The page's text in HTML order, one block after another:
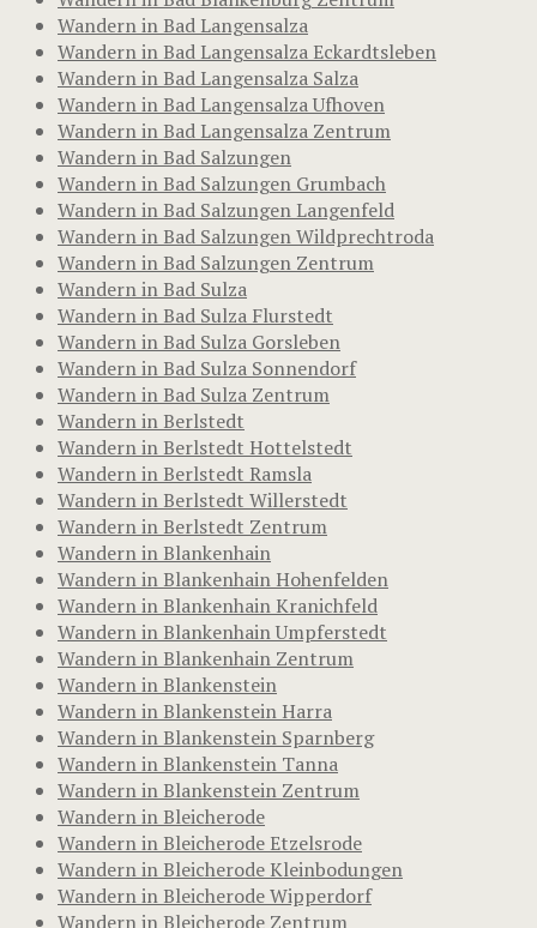
Wandern in Bad Langensalza
Wandern in Bad Langensalza Eckardtsleben
Wandern in Bad Langensalza Salza
Wandern in Bad Langensalza Ufhoven
Wandern in Bad Langensalza Zentrum
Wandern in Bad Salzungen
Wandern in Bad Salzungen Grumbach
Wandern in Bad Salzungen Langenfeld
Wandern in Bad Salzungen Wildprechtroda
Wandern in Bad Salzungen Zentrum
Wandern in Bad Sulza
Wandern in Bad Sulza Flurstedt
Wandern in Bad Sulza Gorsleben
Wandern in Bad Sulza Sonnendorf
Wandern in Bad Sulza Zentrum
Wandern in Berlstedt
Wandern in Berlstedt Hottelstedt
Wandern in Berlstedt Ramsla
Wandern in Berlstedt Willerstedt
Wandern in Berlstedt Zentrum
Wandern in Blankenhain
Wandern in Blankenhain Hohenfelden
Wandern in Blankenhain Kranichfeld
Wandern in Blankenhain Umpferstedt
Wandern in Blankenhain Zentrum
Wandern in Blankenstein
Wandern in Blankenstein Harra
Wandern in Blankenstein Sparnberg
Wandern in Blankenstein Tanna
Wandern in Blankenstein Zentrum
Wandern in Bleicherode
Wandern in Bleicherode Etzelsrode
Wandern in Bleicherode Kleinbodungen
Wandern in Bleicherode Wipperdorf
Wandern in Bleicherode Zentrum